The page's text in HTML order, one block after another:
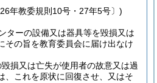
年教委規則10号・27年5号〕)
ターの設備又は器具等を毀損又は
その旨を教育委員会に届け出なけ
毀損又は亡失が使用者の故意又は過
、これを原状に回復させ、又はそ